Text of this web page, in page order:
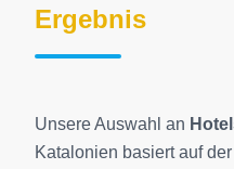
Ergebnis
Unsere Auswahl an
Katalonien basiert auf